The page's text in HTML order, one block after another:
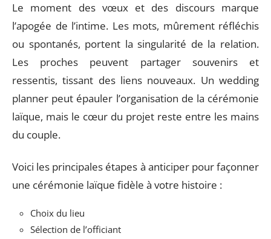
Le moment des vœux et des discours marque
l’apogée de l’intime. Les mots, mûrement réfléchis
ou spontanés, portent la singularité de la relation.
Les proches peuvent partager souvenirs et
ressentis, tissant des liens nouveaux. Un wedding
planner peut épauler l’organisation de la cérémonie
laïque, mais le cœur du projet reste entre les mains
du couple.
Voici les principales étapes à anticiper pour façonner
une cérémonie laïque fidèle à votre histoire :
Choix du lieu
Sélection de l’officiant